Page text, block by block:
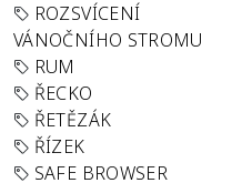
ROZSVÍCENÍ
VÁNOČNÍHO STROMU
RUM
ŘECKO
ŘETĚZÁK
ŘÍZEK
SAFE BROWSER